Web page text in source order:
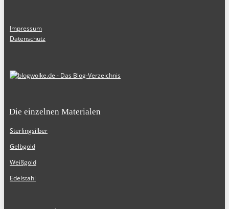
Impressum
Datenschutz
Die einzelnen Materialen
Sterlingsilber
Gelbgold
Weißgold
Edelstahl